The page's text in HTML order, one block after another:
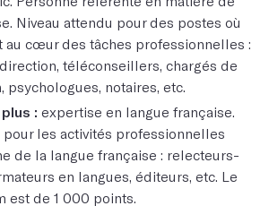
Niveau attendu pour des postes où
au cœur des tâches professionnelles :
téléconseillers, chargés de
psychologues, notaires, etc.
: expertise en langue française.
pour les activités professionnelles
de la langue française : relecteurs-
en langues, éditeurs, etc. Le
est de 1 000 points.